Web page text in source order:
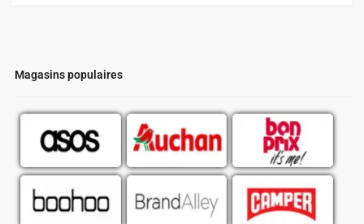
Magasins populaires